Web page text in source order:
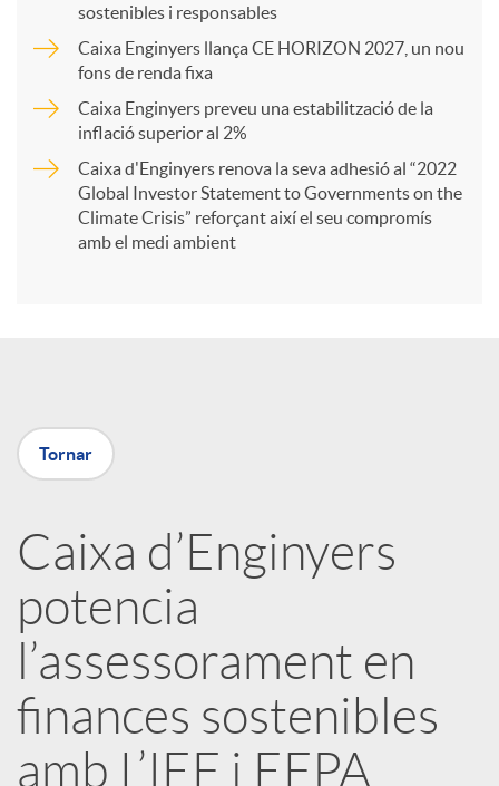
r
X
a
r
x
e
sostenibles i responsables
Caixa Enginyers llança CE HORIZON 2027, un nou
fons de renda fixa
Caixa Enginyers preveu una estabilització de la
inflació superior al 2%
Caixa d'Enginyers renova la seva adhesió al “2022
Global Investor Statement to Governments on the
Climate Crisis” reforçant així el seu compromís
amb el medi ambient
Tornar
Caixa d’Enginyers
potencia
l’assessorament en
finances sostenibles
amb L’IEF i EFPA